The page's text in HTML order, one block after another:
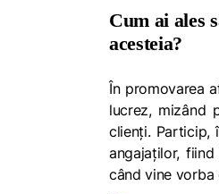
Cum ai ales
acesteia?
În promovarea
lucrez, mizând
clienți. Particip,
angajaților,
când vine vorba